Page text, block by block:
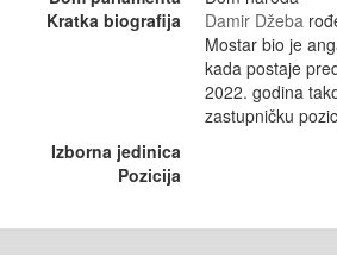
Kratka biografija
Damir Džeba
Mostar bio je
kada postaje
2022. godina
zastupničku
Izborna jedinica
Pozicija